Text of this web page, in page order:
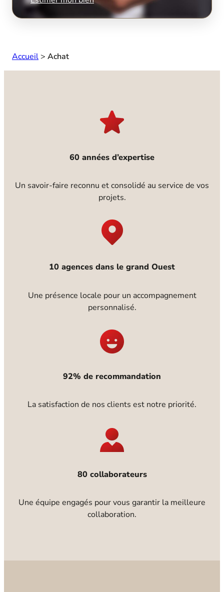
Accueil > Achat
60 années d’expertise
Un savoir-faire reconnu et consolidé au service de vos
projets.
10 agences dans le grand Ouest
Une présence locale pour un accompagnement
personnalisé.
92% de recommandation
La satisfaction de nos clients est notre priorité.
80 collaborateurs
Une équipe engagés pour vous garantir la meilleure
collaboration.